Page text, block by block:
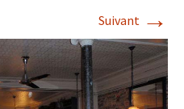
Suivant →